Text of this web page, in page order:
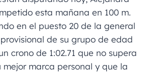
esta mañana en 100 m.
en el puesto 20 de la general
de su grupo de edad
crono de 1:02.71 que no supera
mejor marca personal y que la